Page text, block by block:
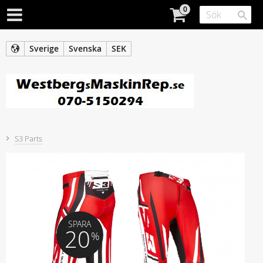
Sverige Svenska SEK
S3 Parts
SPARA
20%